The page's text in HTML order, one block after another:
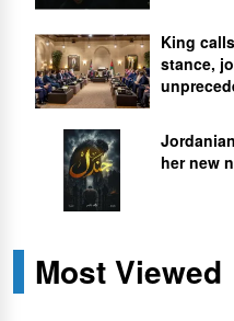
King
stance,
her new
Most Viewed